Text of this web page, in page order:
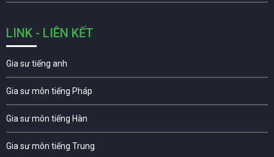
LINK - LIÊN KẾT
Gia sư tiếng anh
Gia sư môn tiếng Pháp
Gia sư môn tiếng Hàn
Gia sư môn tiếng Trung